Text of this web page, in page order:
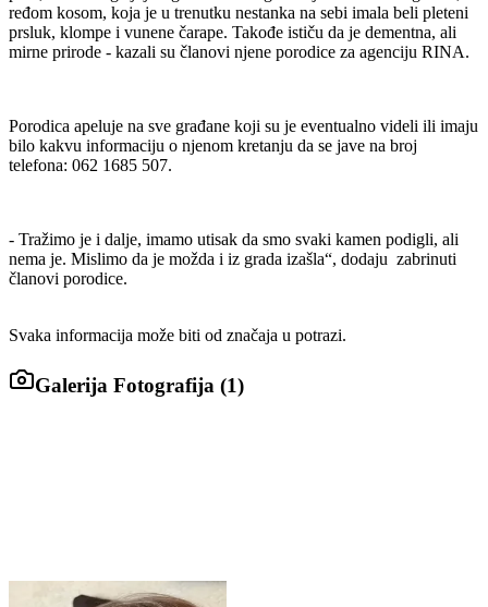
ređom kosom, koja je u trenutku nestanka na sebi imala beli pleteni
prsluk, klompe i vunene čarape. Takođe ističu da je dementna, ali
mirne prirode - kazali su članovi njene porodice za agenciju RINA.
Porodica apeluje na sve građane koji su je eventualno videli ili imaju
bilo kakvu informaciju o njenom kretanju da se jave na broj
telefona: 062 1685 507.
- Tražimo je i dalje, imamo utisak da smo svaki kamen podigli, ali
nema je. Mislimo da je možda i iz grada izašla“, dodaju zabrinuti
članovi porodice.
Svaka informacija može biti od značaja u potrazi.
Galerija Fotografija (1)